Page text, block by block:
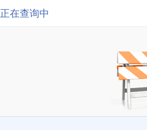
正在查询中